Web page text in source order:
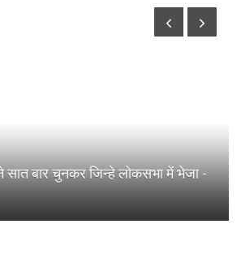
सात बार चुनकर जिन्हे लोकसभा में भेजा -